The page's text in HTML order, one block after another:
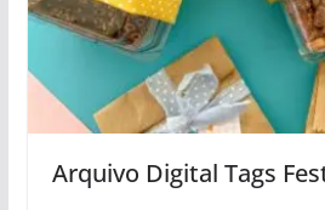
Arquivo Digital Tags